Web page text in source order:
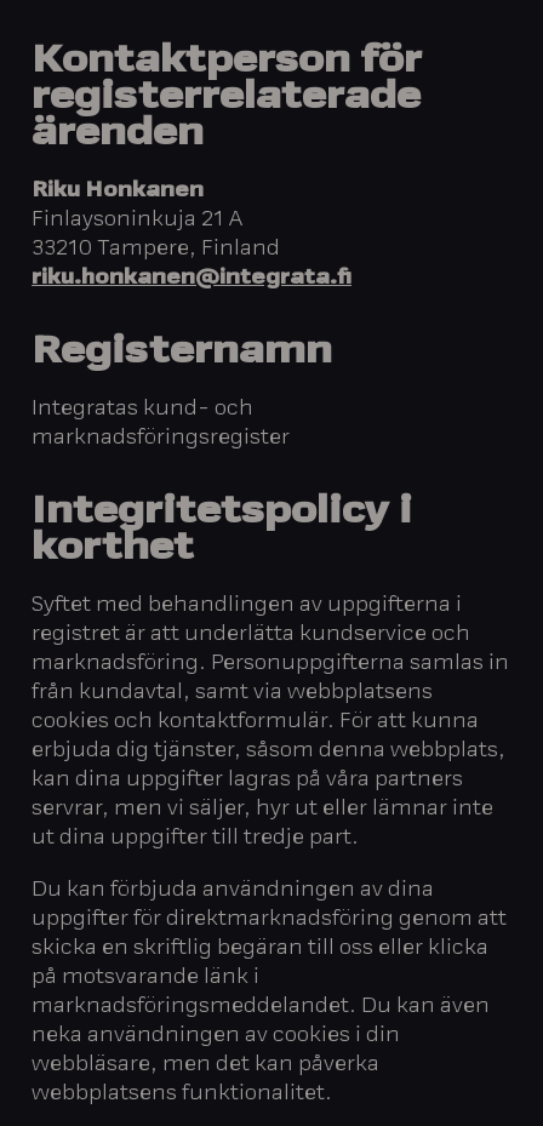
Kontaktperson för
registerrelaterade
ärenden
Riku Honkanen
Finlaysoninkuja 21 A
33210 Tampere, Finland
riku.honkanen@integrata.fi
Registernamn
Integratas kund- och
marknadsföringsregister
Integritetspolicy i
korthet
Syftet med behandlingen av uppgifterna i
registret är att underlätta kundservice och
marknadsföring. Personuppgifterna samlas in
från kundavtal, samt via webbplatsens
cookies och kontaktformulär. För att kunna
erbjuda dig tjänster, såsom denna webbplats,
kan dina uppgifter lagras på våra partners
servrar, men vi säljer, hyr ut eller lämnar inte
ut dina uppgifter till tredje part.
Du kan förbjuda användningen av dina
uppgifter för direktmarknadsföring genom att
skicka en skriftlig begäran till oss eller klicka
på motsvarande länk i
marknadsföringsmeddelandet. Du kan även
neka användningen av cookies i din
webbläsare, men det kan påverka
webbplatsens funktionalitet.